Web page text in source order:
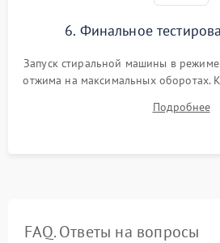
6. Финальное
Запуск стиральной машины в
отжима на максимальных оборотах.
корректности слива, отсутствия
посторонних стуков иПодробнее
FAQ. Ответы на вопросы